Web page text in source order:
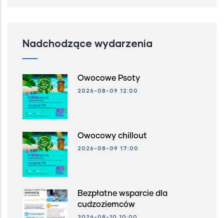
Nadchodzące wydarzenia
Owocowe Psoty
2026-08-09 12:00
Owocowy chillout
2026-08-09 17:00
Bezpłatne wsparcie dla
cudzoziemców